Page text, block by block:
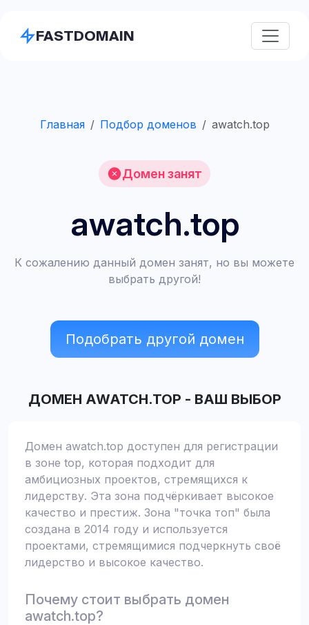
FASTDOMAIN
Главная Подбор доменов awatch.top
Домен занят
awatch.top
К сожалению данный домен занят, но вы можете
выбрать другой!
Подобрать другой домен
ДОМЕН AWATCH.TOP - ВАШ ВЫБОР
Домен awatch.top доступен для регистрации
в зоне top, которая подходит для
амбициозных проектов, стремящихся к
лидерству. Эта зона подчёркивает высокое
качество и престиж. Зона "точка топ" была
создана в 2014 году и используется
проектами, стремящимися подчеркнуть своё
лидерство и высокое качество.
Почему стоит выбрать домен
awatch.top?